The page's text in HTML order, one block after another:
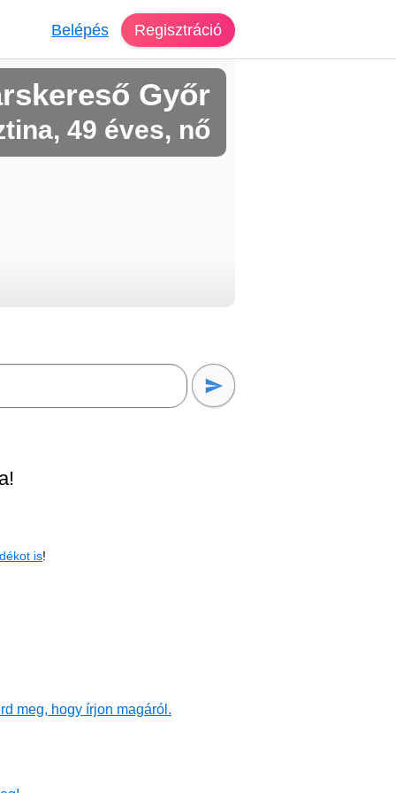
Belépés Regisztráció
Győr
49 éves, nő
is!
meg, hogy írjon magáról.